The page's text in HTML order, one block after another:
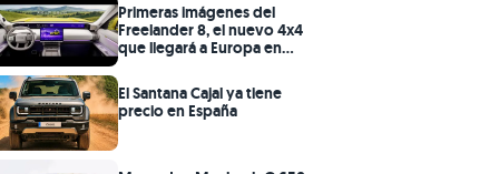
Primeras imágenes del
Freelander 8, el nuevo 4x4
que llegará a Europa en
El Santana Cajal ya tiene
precio en España